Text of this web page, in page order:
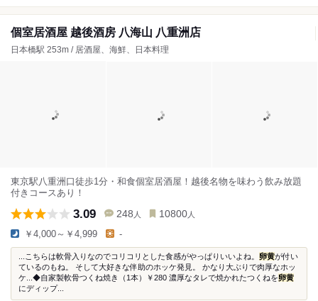
個室居酒屋 越後酒房 八海山 八重洲店
日本橋駅 253m / 居酒屋、海鮮、日本料理
東京駅八重洲口徒歩1分・和食個室居酒屋！越後名物を味わう飲み放題
付きコースあり！
3.09 248 人 10800 人
￥4,000～￥4,999 -
...こちらは軟骨入りなのでコリコリとした食感がやっぱりいいよね。 卵黄が付い
ているのもね。 そして大好きな伴助のホッケ発見。 かなり大ぶりで肉厚なホッ
ケ...◆自家製軟骨つくね焼き（1本）￥280 濃厚なタレで焼かれたつくねを卵黄
にディップ...